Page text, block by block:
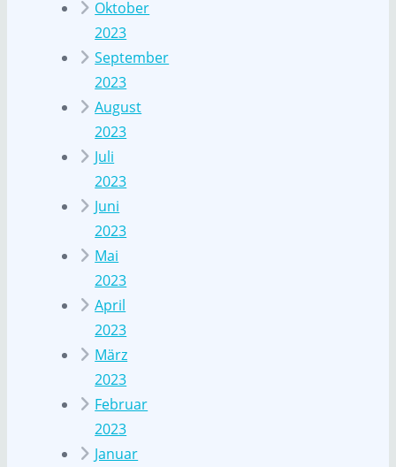
Oktober
2023
September
2023
August
2023
Juli
2023
Juni
2023
Mai
2023
April
2023
März
2023
Februar
2023
Januar